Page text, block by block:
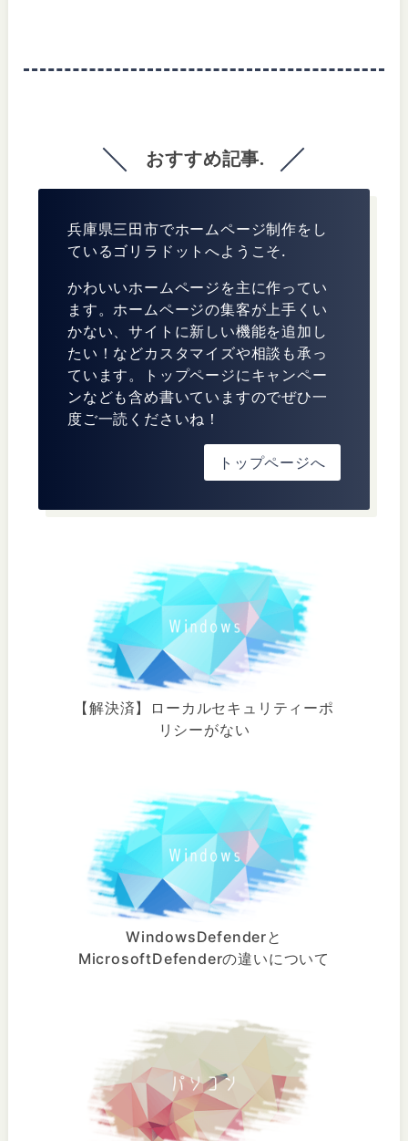
おすすめ記事.
兵庫県三田市でホームページ制作をし
ているゴリラドットへようこそ.
かわいいホームページを主に作ってい
ます。ホームページの集客が上手くい
かない、サイトに新しい機能を追加し
たい！などカスタマイズや相談も承っ
ています。トップページにキャンペー
ンなども含め書いていますのでぜひ一
度ご一読くださいね！
トップページへ
【解決済】ローカルセキュリティーポ
リシーがない
WindowsDefenderと
MicrosoftDefenderの違いについて